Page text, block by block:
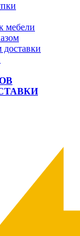
мебели
доставки